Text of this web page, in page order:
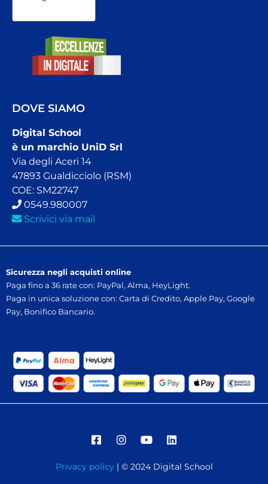
DOVE SIAMO
Digital School
è un marchio UniD Srl
Via degli Aceri 14
47893 Gualdicciolo (RSM)
COE: SM22747
0549.980007
Scrivici via mail
Sicurezza negli acquisti online
Paga fino a 36 rate con: PayPal, Alma, HeyLight.
Paga in unica soluzione con: Carta di Credito, Apple Pay, Google
Pay, Bonifico Bancario.
Privacy policy| © 2024 Digital School